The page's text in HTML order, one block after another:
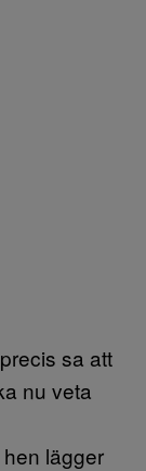
sa att
nu veta
lägger